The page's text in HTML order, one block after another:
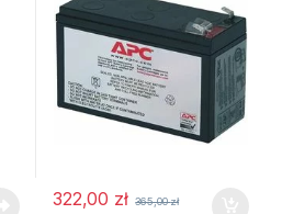
322,00 zł 365,00zł